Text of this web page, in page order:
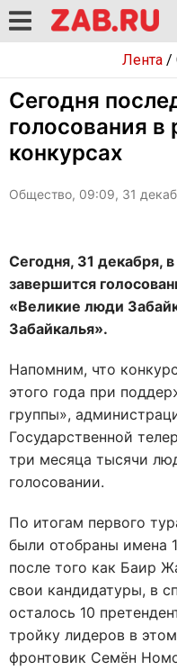
Лента/
Сегодня
голосования в
конкурсах
Общество, 09:09, 31
Сегодня, 31 декабря,
завершится
«Великие люди
Забайкалья».
Напомним, что
этого года при
группы»,
Государственной
три месяца тысячи
голосовании.
По итогам первого
были отобраны имена
после того как Баир
свои кандидатуры, в
осталось 10
тройку лидеров в
фронтовик Семён